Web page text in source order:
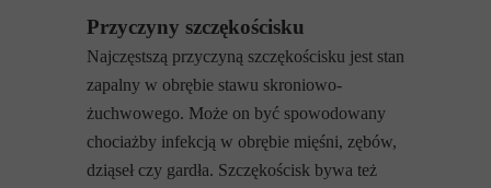
Przyczyny szczękościsku
Najczęstszą przyczyną szczękościsku jest stan
zapalny w obrębie stawu skroniowo-
żuchwowego. Może on być spowodowany
chociażby infekcją w obrębie mięśni, zębów,
dziąseł czy gardła. Szczękościsk bywa też